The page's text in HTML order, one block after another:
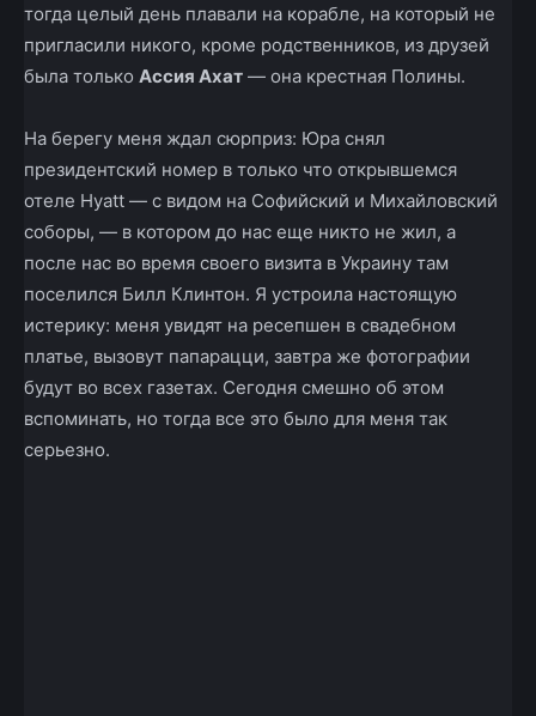
тогда целый день плавали на корабле, на который не
пригласили никого, кроме родственников, из друзей
была только Ассия Ахат — она крестная Полины.
На берегу меня ждал сюрприз: Юра снял
президентский номер в только что открывшемся
отеле Hyatt — с видом на Софийский и Михайловский
соборы, — в котором до нас еще никто не жил, а
после нас во время своего визита в Украину там
поселился Билл Клинтон. Я устроила настоящую
истерику: меня увидят на ресепшен в свадебном
платье, вызовут папарацци, завтра же фотографии
будут во всех газетах. Сегодня смешно об этом
вспоминать, но тогда все это было для меня так
серьезно.